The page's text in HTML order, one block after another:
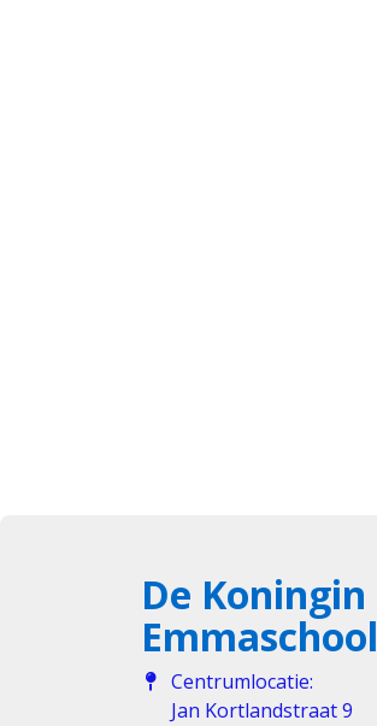
De Koningin
Emmaschool
Centrumlocatie:
Jan Kortlandstraat 9